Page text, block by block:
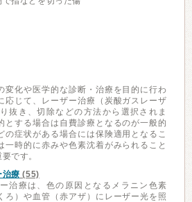
変化や医学的な診断・治療を目的に行わ
応じて、レーザー治療（炭酸ガスレーザ
抜き、切除などの方法から選択されま
とする場合は自費診療となるのが一般的
の症状がある場合には保険適用となるこ
一時的に赤みや色素沈着がみられること
です。
治療 (55)
治療は、色の原因となるメラニン色素
ろ）や血管（赤アザ）にレーザー光を照